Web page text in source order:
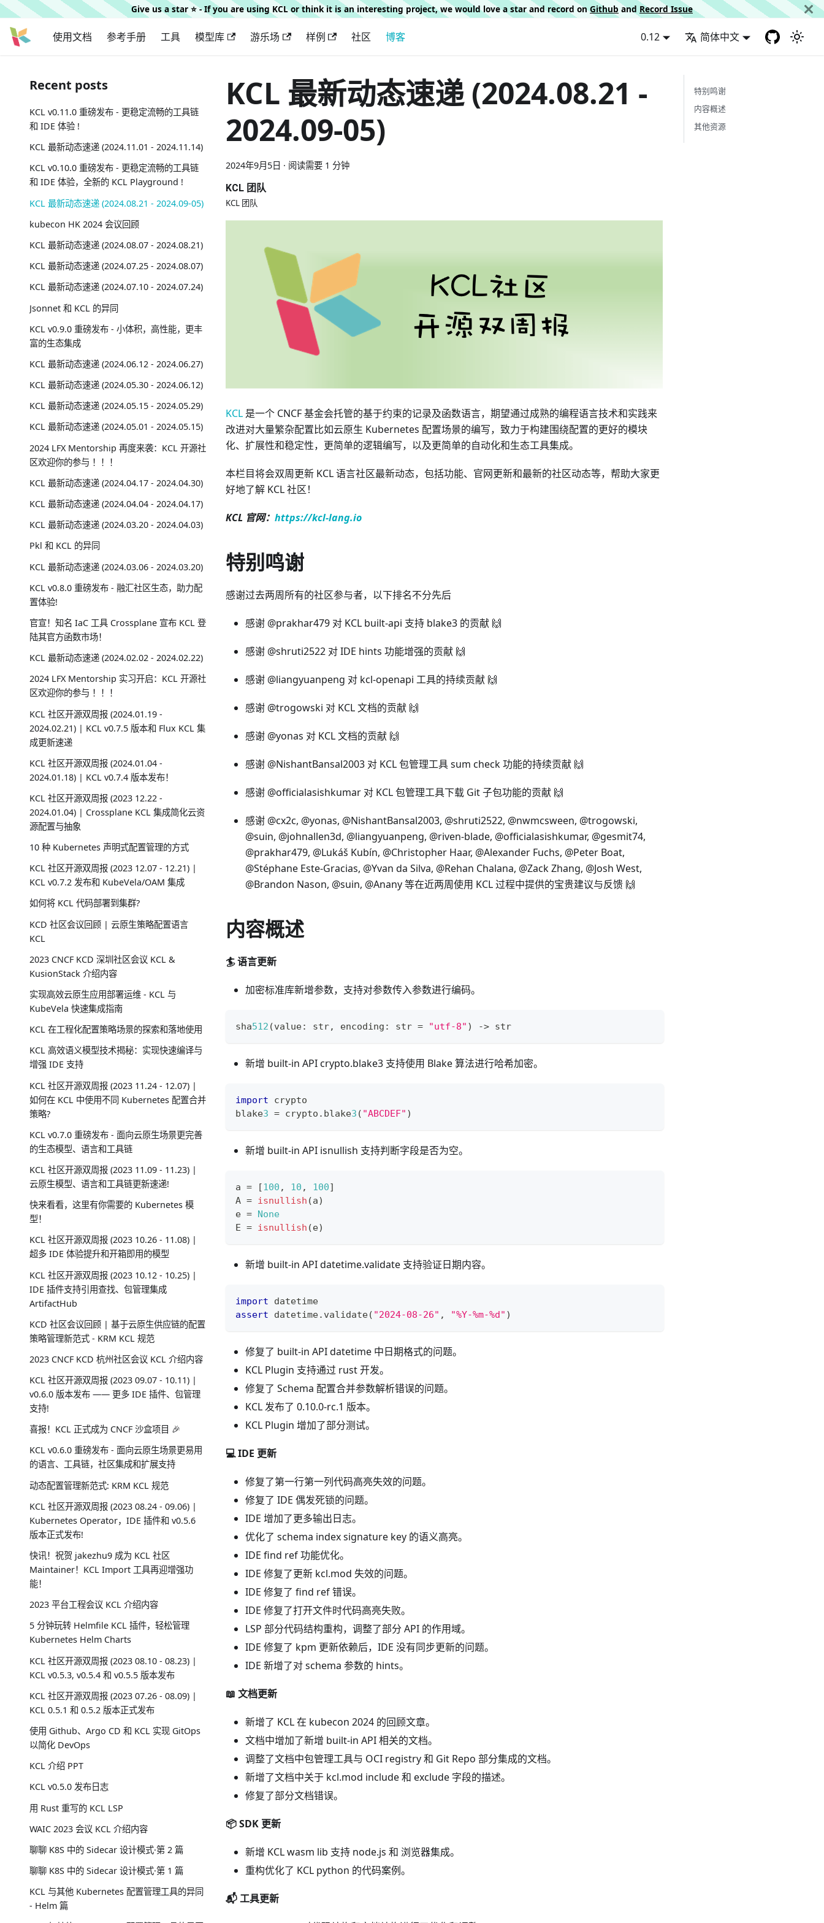
Give us a star ⭐️ - If you are using KCL or think it is an interesting project, we would love a star and record onGithub and Record Issue
使用文档 参考手册 工具 模型库 游乐场 样例 社区 博客 0.12 简体中文
Recent posts
KCL v0.11.0 重磅发布 - 更稳定流畅的工具链
和 IDE 体验 !
KCL 最新动态速递 (2024.11.01 - 2024.11.14)
KCL v0.10.0 重磅发布 - 更稳定流畅的工具链
和 IDE 体验，全新的 KCL Playground !
KCL 最新动态速递 (2024.08.21 - 2024.09-05)
kubecon HK 2024 会议回顾
KCL 最新动态速递 (2024.08.07 - 2024.08.21)
KCL 最新动态速递 (2024.07.25 - 2024.08.07)
KCL 最新动态速递 (2024.07.10 - 2024.07.24)
Jsonnet 和 KCL 的异同
KCL v0.9.0 重磅发布 - 小体积，高性能，更丰
富的生态集成
KCL 最新动态速递 (2024.06.12 - 2024.06.27)
KCL 最新动态速递 (2024.05.30 - 2024.06.12)
KCL 最新动态速递 (2024.05.15 - 2024.05.29)
KCL 最新动态速递 (2024.05.01 - 2024.05.15)
2024 LFX Mentorship 再度来袭：KCL 开源社
区欢迎你的参与 ！！！
KCL 最新动态速递 (2024.04.17 - 2024.04.30)
KCL 最新动态速递 (2024.04.04 - 2024.04.17)
KCL 最新动态速递 (2024.03.20 - 2024.04.03)
Pkl 和 KCL 的异同
KCL 最新动态速递 (2024.03.06 - 2024.03.20)
KCL v0.8.0 重磅发布 - 融汇社区生态，助力配
置体验!
官宣！知名 IaC 工具 Crossplane 宣布 KCL 登
陆其官方函数市场！
KCL 最新动态速递 (2024.02.02 - 2024.02.22)
2024 LFX Mentorship 实习开启：KCL 开源社
区欢迎你的参与 ！！！
KCL 社区开源双周报 (2024.01.19 -
2024.02.21) | KCL v0.7.5 版本和 Flux KCL 集
成更新速递
KCL 社区开源双周报 (2024.01.04 -
2024.01.18) | KCL v0.7.4 版本发布！
KCL 社区开源双周报 (2023 12.22 -
2024.01.04) | Crossplane KCL 集成简化云资
源配置与抽象
10 种 Kubernetes 声明式配置管理的方式
KCL 社区开源双周报 (2023 12.07 - 12.21) |
KCL v0.7.2 发布和 KubeVela/OAM 集成
如何将 KCL 代码部署到集群?
KCD 社区会议回顾 | 云原生策略配置语言
KCL
2023 CNCF KCD 深圳社区会议 KCL &
KusionStack 介绍内容
实现高效云原生应用部署运维 - KCL 与
KubeVela 快速集成指南
KCL 在工程化配置策略场景的探索和落地使用
KCL 高效语义模型技术揭秘：实现快速编译与
增强 IDE 支持
KCL 社区开源双周报 (2023 11.24 - 12.07) |
如何在 KCL 中使用不同 Kubernetes 配置合并
策略?
KCL v0.7.0 重磅发布 - 面向云原生场景更完善
的生态模型、语言和工具链
KCL 社区开源双周报 (2023 11.09 - 11.23) |
云原生模型、语言和工具链更新速递!
快来看看，这里有你需要的 Kubernetes 模
型！
KCL 社区开源双周报 (2023 10.26 - 11.08) |
超多 IDE 体验提升和开箱即用的模型
KCL 社区开源双周报 (2023 10.12 - 10.25) |
IDE 插件支持引用查找、包管理集成
ArtifactHub
KCD 社区会议回顾 | 基于云原生供应链的配置
策略管理新范式 - KRM KCL 规范
2023 CNCF KCD 杭州社区会议 KCL 介绍内容
KCL 社区开源双周报 (2023 09.07 - 10.11) |
v0.6.0 版本发布 —— 更多 IDE 插件、包管理
支持!
喜报！KCL 正式成为 CNCF 沙盒项目 🎉
KCL v0.6.0 重磅发布 - 面向云原生场景更易用
的语言、工具链，社区集成和扩展支持
动态配置管理新范式: KRM KCL 规范
KCL 社区开源双周报 (2023 08.24 - 09.06) |
Kubernetes Operator，IDE 插件和 v0.5.6
版本正式发布!
快讯！祝贺 jakezhu9 成为 KCL 社区
Maintainer！KCL Import 工具再迎增强功
能！
2023 平台工程会议 KCL 介绍内容
5 分钟玩转 Helmfile KCL 插件，轻松管理
Kubernetes Helm Charts
KCL 社区开源双周报 (2023 08.10 - 08.23) |
KCL v0.5.3, v0.5.4 和 v0.5.5 版本发布
KCL 社区开源双周报 (2023 07.26 - 08.09) |
KCL 0.5.1 和 0.5.2 版本正式发布
使用 Github、Argo CD 和 KCL 实现 GitOps
以简化 DevOps
KCL 介绍 PPT
KCL v0.5.0 发布日志
用 Rust 重写的 KCL LSP
WAIC 2023 会议 KCL 介绍内容
聊聊 K8S 中的 Sidecar 设计模式·第 2 篇
聊聊 K8S 中的 Sidecar 设计模式·第 1 篇
KCL 与其他 Kubernetes 配置管理工具的异同
- Helm 篇
KCL 最新动态速递 (2024.08.21 -
2024.09-05)
2024年9月5日 · 阅读需要 1 分钟
KCL 团队
KCL 团队
KCL 是一个 CNCF 基金会托管的基于约束的记录及函数语言，期望通过成熟的编程语言技术和实践来
改进对大量繁杂配置比如云原生 Kubernetes 配置场景的编写，致力于构建围绕配置的更好的模块
化、扩展性和稳定性，更简单的逻辑编写，以及更简单的自动化和生态工具集成。
本栏目将会双周更新 KCL 语言社区最新动态，包括功能、官网更新和最新的社区动态等，帮助大家更
好地了解 KCL 社区！
KCL 官网： https://kcl-lang.io
特别鸣谢
感谢过去两周所有的社区参与者，以下排名不分先后
感谢 @prakhar479 对 KCL built-api 支持 blake3 的贡献 🙌
感谢 @shruti2522 对 IDE hints 功能增强的贡献 🙌
感谢 @liangyuanpeng 对 kcl-openapi 工具的持续贡献 🙌
感谢 @trogowski 对 KCL 文档的贡献 🙌
感谢 @yonas 对 KCL 文档的贡献 🙌
感谢 @NishantBansal2003 对 KCL 包管理工具 sum check 功能的持续贡献 🙌
感谢 @officialasishkumar 对 KCL 包管理工具下载 Git 子包功能的贡献 🙌
感谢 @cx2c, @yonas, @NishantBansal2003, @shruti2522, @nwmcsween, @trogowski,
@suin, @johnallen3d, @liangyuanpeng, @riven-blade, @officialasishkumar, @gesmit74,
@prakhar479, @Lukáš Kubín, @Christopher Haar, @Alexander Fuchs, @Peter Boat,
@Stéphane Este-Gracias, @Yvan da Silva, @Rehan Chalana, @Zack Zhang, @Josh West,
@Brandon Nason, @suin, @Anany 等在近两周使用 KCL 过程中提供的宝贵建议与反馈 🙌
内容概述
🏄 语言更新
加密标准库新增参数，支持对参数传入参数进行编码。
sha512 (value: str, encoding : str = "utf-8" ) -> str
新增 built-in API crypto.blake3 支持使用 Blake 算法进行哈希加密。
import crypto
blake3 = crypto . blake3 ( "ABCDEF" )
新增 built-in API isnullish 支持判断字段是否为空。
a = [100 , 10 , 100]
A = isnullish (a)
e = None
E = isnullish (e)
新增 built-in API datetime.validate 支持验证日期内容。
import datetime
assert datetime. validate( "2024-08-26" , "%Y-%m-%d" )
修复了 built-in API datetime 中日期格式的问题。
KCL Plugin 支持通过 rust 开发。
修复了 Schema 配置合并参数解析错误的问题。
KCL 发布了 0.10.0-rc.1 版本。
KCL Plugin 增加了部分测试。
💻 IDE 更新
修复了第一行第一列代码高亮失效的问题。
修复了 IDE 偶发死锁的问题。
IDE 增加了更多输出日志。
优化了 schema index signature key 的语义高亮。
IDE find ref 功能优化。
IDE 修复了更新 kcl.mod 失效的问题。
IDE 修复了 find ref 错误。
IDE 修复了打开文件时代码高亮失败。
LSP 部分代码结构重构，调整了部分 API 的作用域。
IDE 修复了 kpm 更新依赖后，IDE 没有同步更新的问题。
IDE 新增了对 schema 参数的 hints。
📖 文档更新
新增了 KCL 在 kubecon 2024 的回顾文章。
文档中增加了新增 built-in API 相关的文档。
调整了文档中包管理工具与 OCI registry 和 Git Repo 部分集成的文档。
新增了文档中关于 kcl.mod include 和 exclude 字段的描述。
修复了部分文档错误。
📦️ SDK 更新
新增 KCL wasm lib 支持 node.js 和 浏览器集成。
重构优化了 KCL python 的代码案例。
📬️ 工具更新
特别鸣谢
内容概述
其他资源